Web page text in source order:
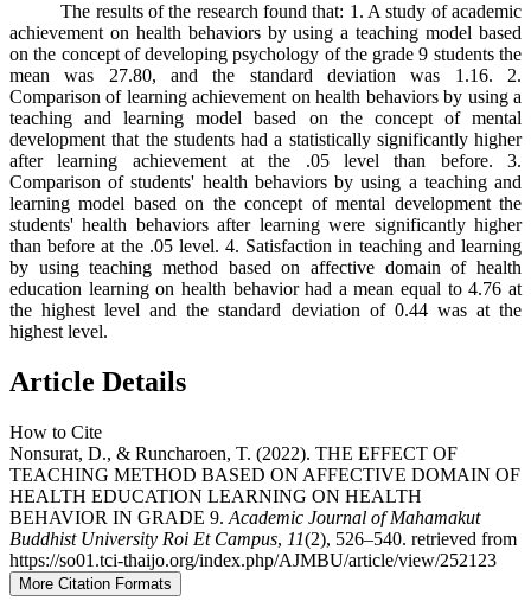
The results of the research found that: 1. A study of academic
achievement on health behaviors by using a teaching model based
on the concept of developing psychology of the grade 9 students the
mean was 27.80, and the standard deviation was 1.16. 2.
Comparison of learning achievement on health behaviors by using a
teaching and learning model based on the concept of mental
development that the students had a statistically significantly higher
after learning achievement at the .05 level than before. 3.
Comparison of students' health behaviors by using a teaching and
learning model based on the concept of mental development the
students' health behaviors after learning were significantly higher
than before at the .05 level. 4. Satisfaction in teaching and learning
by using teaching method based on affective domain of health
education learning on health behavior had a mean equal to 4.76 at
the highest level and the standard deviation of 0.44 was at the
highest level.
Article Details
How to Cite
Nonsurat, D., & Runcharoen, T. (2022). THE EFFECT OF
TEACHING METHOD BASED ON AFFECTIVE DOMAIN OF
HEALTH EDUCATION LEARNING ON HEALTH
BEHAVIOR IN GRADE 9. Academic Journal of Mahamakut
Buddhist University Roi Et Campus, 11(2), 526–540. retrieved from
https://so01.tci-thaijo.org/index.php/AJMBU/article/view/252123
More Citation Formats